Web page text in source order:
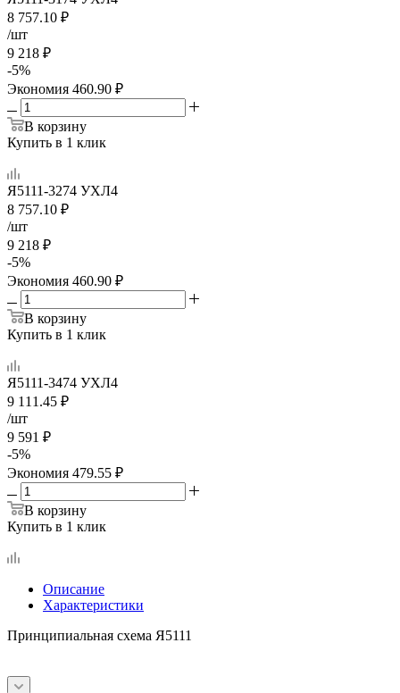
8 757.10 ₽
/шт
9 218 ₽
-5%
Экономия 460.90 ₽
В корзину
Купить в 1 клик
Я5111-3274 УХЛ4
8 757.10 ₽
/шт
9 218 ₽
-5%
Экономия 460.90 ₽
В корзину
Купить в 1 клик
Я5111-3474 УХЛ4
9 111.45 ₽
/шт
9 591 ₽
-5%
Экономия 479.55 ₽
В корзину
Купить в 1 клик
Описание
Характеристики
Принципиальная схема Я5111